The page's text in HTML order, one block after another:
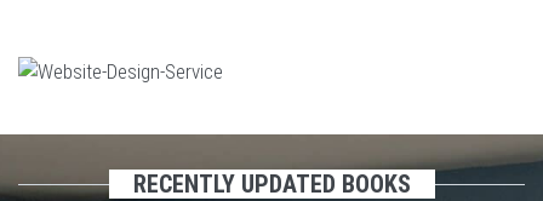
RECENTLY UPDATED BOOKS